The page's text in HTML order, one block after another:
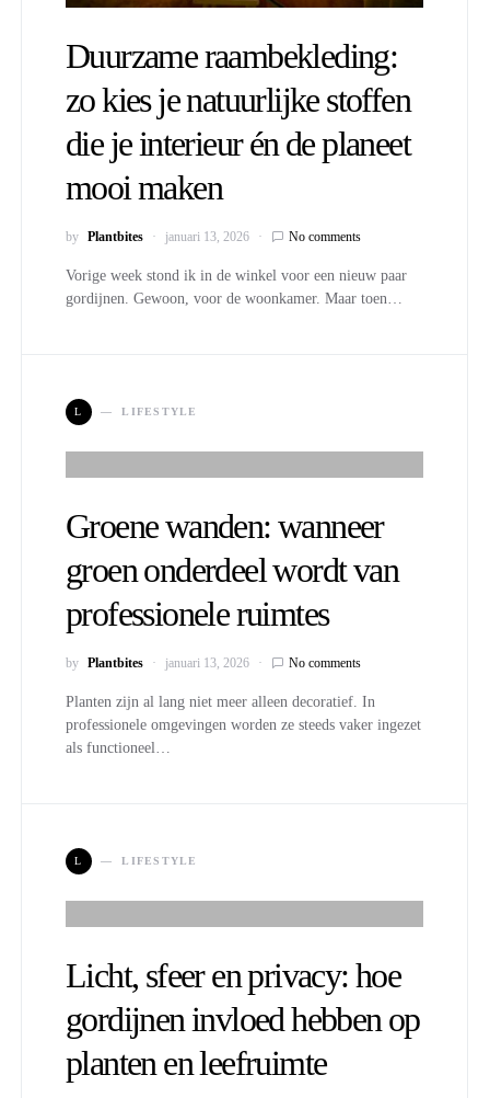
Duurzame raambekleding:
zo kies je natuurlijke stoffen
die je interieur én de planeet
mooi maken
by Plantbites januari 13, 2026 No comments
Vorige week stond ik in de winkel voor een nieuw paar
gordijnen. Gewoon, voor de woonkamer. Maar toen…
L LIFESTYLE
Groene wanden: wanneer
groen onderdeel wordt van
professionele ruimtes
by Plantbites januari 13, 2026 No comments
Planten zijn al lang niet meer alleen decoratief. In
professionele omgevingen worden ze steeds vaker ingezet
als functioneel…
L LIFESTYLE
Licht, sfeer en privacy: hoe
gordijnen invloed hebben op
planten en leefruimte